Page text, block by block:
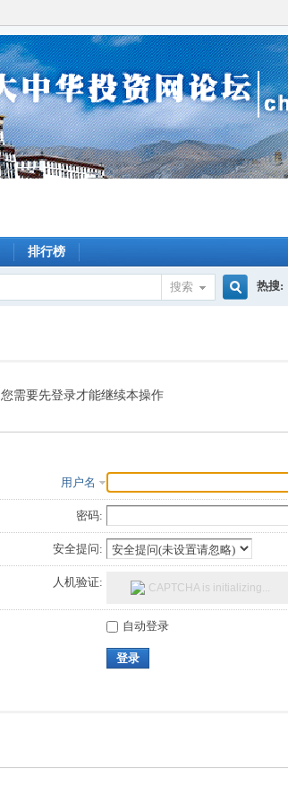
排行榜
搜索 热搜:
您需要先登录才能继续本操作
用户名
密码:
安全提问:
人机验证: CAPTCHA is initializing...
自动登录
登录